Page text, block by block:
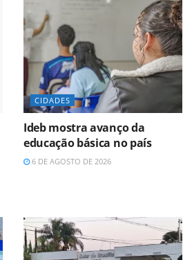
CIDADES
Ideb mostra avanço da
educação básica no país
6 DE AGOSTO DE 2026